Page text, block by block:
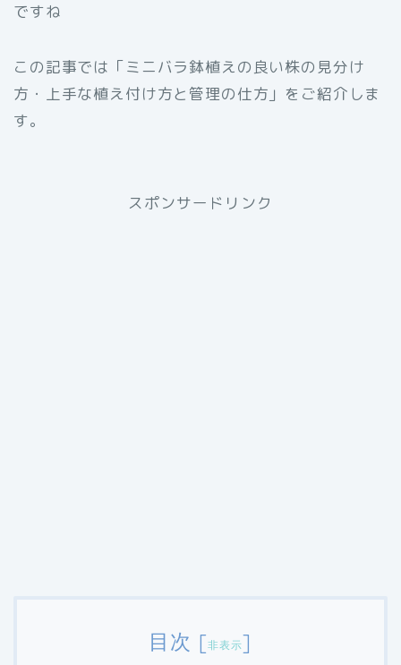
ですね
この記事では「ミニバラ鉢植えの良い株の見分け
方・上手な植え付け方と管理の仕方」をご紹介しま
す。
スポンサードリンク
目次 [非表示]